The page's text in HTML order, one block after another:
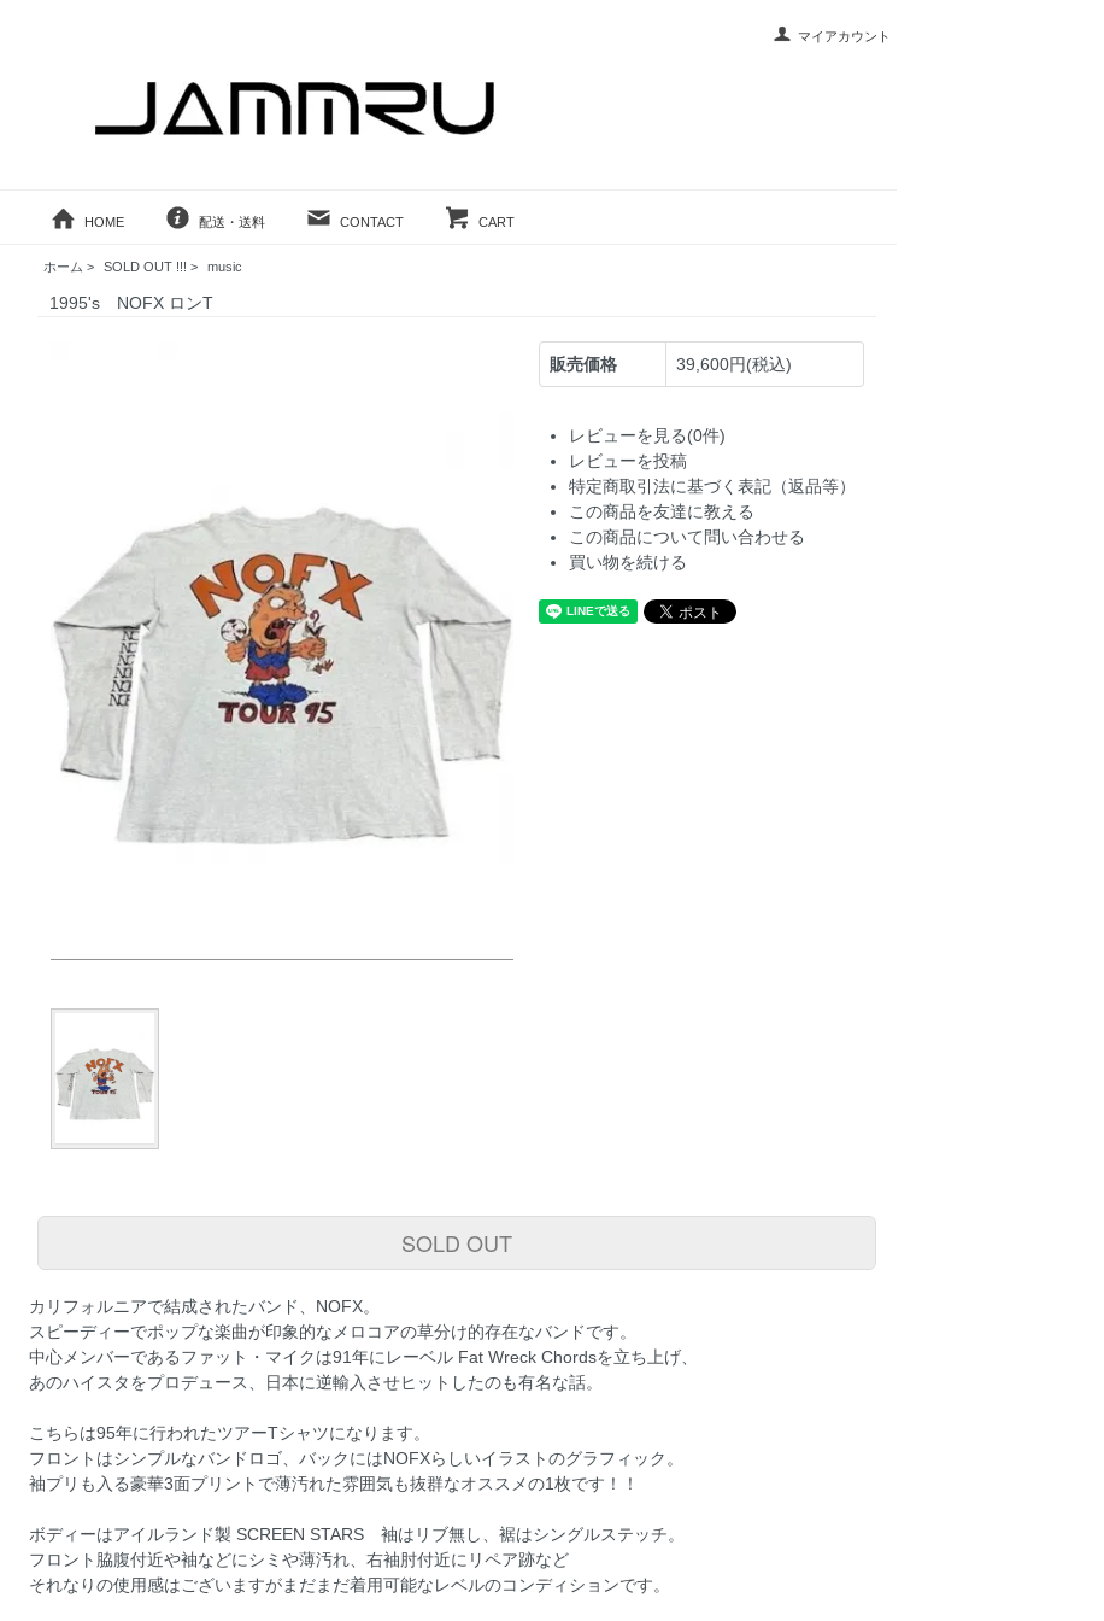
マイアカウント
HOME 配送・送料 CONTACT CART
ホーム > SOLD OUT !!! > music
1995's NOFX ロンT
販売価格 39,600円(税込)
レビューを見る(0件)
レビューを投稿
特定商取引法に基づく表記（返品等）
この商品を友達に教える
この商品について問い合わせる
買い物を続ける
SOLD OUT
カリフォルニアで結成されたバンド、NOFX。
スピーディーでポップな楽曲が印象的なメロコアの草分け的存在なバンドです。
中心メンバーであるファット・マイクは91年にレーベル Fat Wreck Chordsを立ち上げ、
あのハイスタをプロデュース、日本に逆輸入させヒットしたのも有名な話。
こちらは95年に行われたツアーTシャツになります。
フロントはシンプルなバンドロゴ、バックにはNOFXらしいイラストのグラフィック。
袖プリも入る豪華3面プリントで薄汚れた雰囲気も抜群なオススメの1枚です！！
ボディーはアイルランド製 SCREEN STARS 袖はリブ無し、裾はシングルステッチ。
フロント脇腹付近や袖などにシミや薄汚れ、右袖肘付近にリペア跡など
それなりの使用感はございますがまだまだ着用可能なレベルのコンディションです。